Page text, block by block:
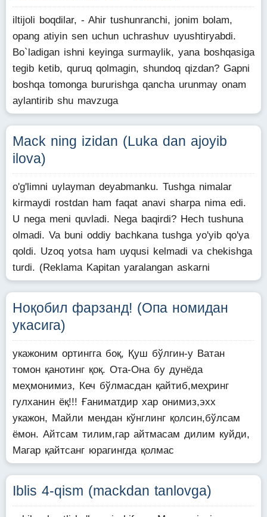
iltijoli boqdilar, - Ahir tushunranchi, jonim bolam,
opang atiyin sen uchun uchrashuv uyushtiryabdi.
Bo`ladigan ishni keyinga surmaylik, yana boshqasiga
tegib ketib, quruq qolmagin, shundoq qizdan? Gapni
boshqa tomonga bururishga qancha urunmay onam
aylantirib shu mavzuga
Mack ning izidan (Luka dan ajoyib
ilova)
o'g'limni uylayman deyabmanku. Tushga nimalar
kirmaydi rostdan ham faqat anavi sharpa nima edi.
U nega meni quvladi. Nega baqirdi? Hech tushuna
olmadi. Va buni oddiy bachkana tushga yo'yib qo'ya
qoldi. Uzoq yotsa ham uyqusi kelmadi va chekishga
turdi. (Reklama Kapitan yaralangan askarni
Ноқобил фарзанд! (Опа номидан
укасига)
укажоним ортингга боқ, Қуш бўлгин-у Ватан
томон қанотинг қоқ. Ота-Она бу дунёда
меҳмонимиз, Кеч бўлмасдан қайтиб,меҳринг
гулханин ёқ!!! Ғаниматдир хар онимиз,эхх
укажон, Майли мендан кўнглинг қолсин,бўлсам
ёмон. Айтсам тилим,гар айтмасам дилим куйди,
Магар қайтсанг юрагингда қолмас
Iblis 4-qism (mackdan tanlovga)